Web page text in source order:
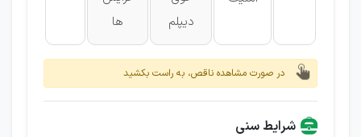
دیپلم
ها
در صورت مشاهده ناقص، به راست بکشید
شرایط سنی